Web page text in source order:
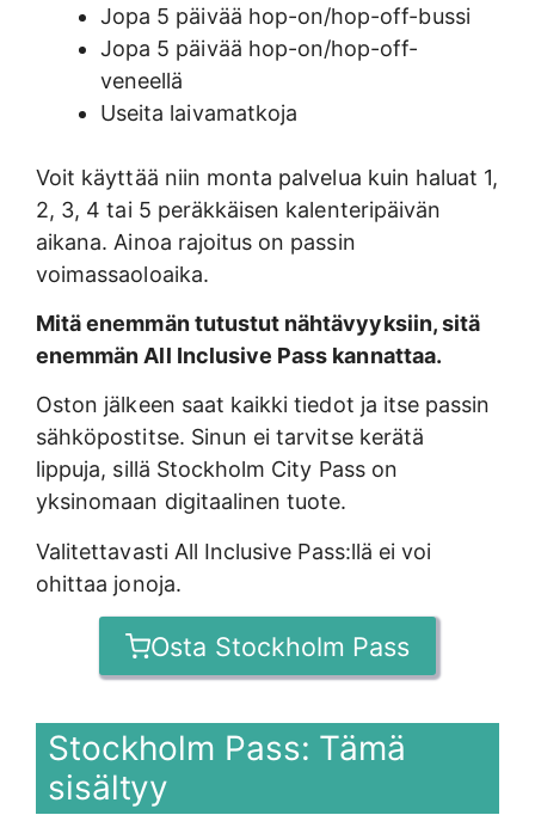
Jopa 5 päivää hop-on/hop-off-bussi
Jopa 5 päivää hop-on/hop-off-
veneellä
Useita laivamatkoja
Voit käyttää niin monta palvelua kuin haluat 1,
2, 3, 4 tai 5 peräkkäisen kalenteripäivän
aikana. Ainoa rajoitus on passin
voimassaoloaika.
Mitä enemmän tutustut nähtävyyksiin, sitä
enemmän All Inclusive Pass kannattaa.
Oston jälkeen saat kaikki tiedot ja itse passin
sähköpostitse. Sinun ei tarvitse kerätä
lippuja, sillä Stockholm City Pass on
yksinomaan digitaalinen tuote.
Valitettavasti All Inclusive Pass:llä ei voi
ohittaa jonoja.
Osta Stockholm Pass
Stockholm Pass: Tämä
sisältyy